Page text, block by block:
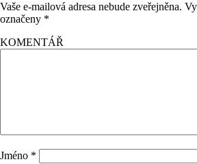
Vaše e-mailová adresa nebude zveřejněna.
označeny *
KOMENTÁŘ
Jméno *